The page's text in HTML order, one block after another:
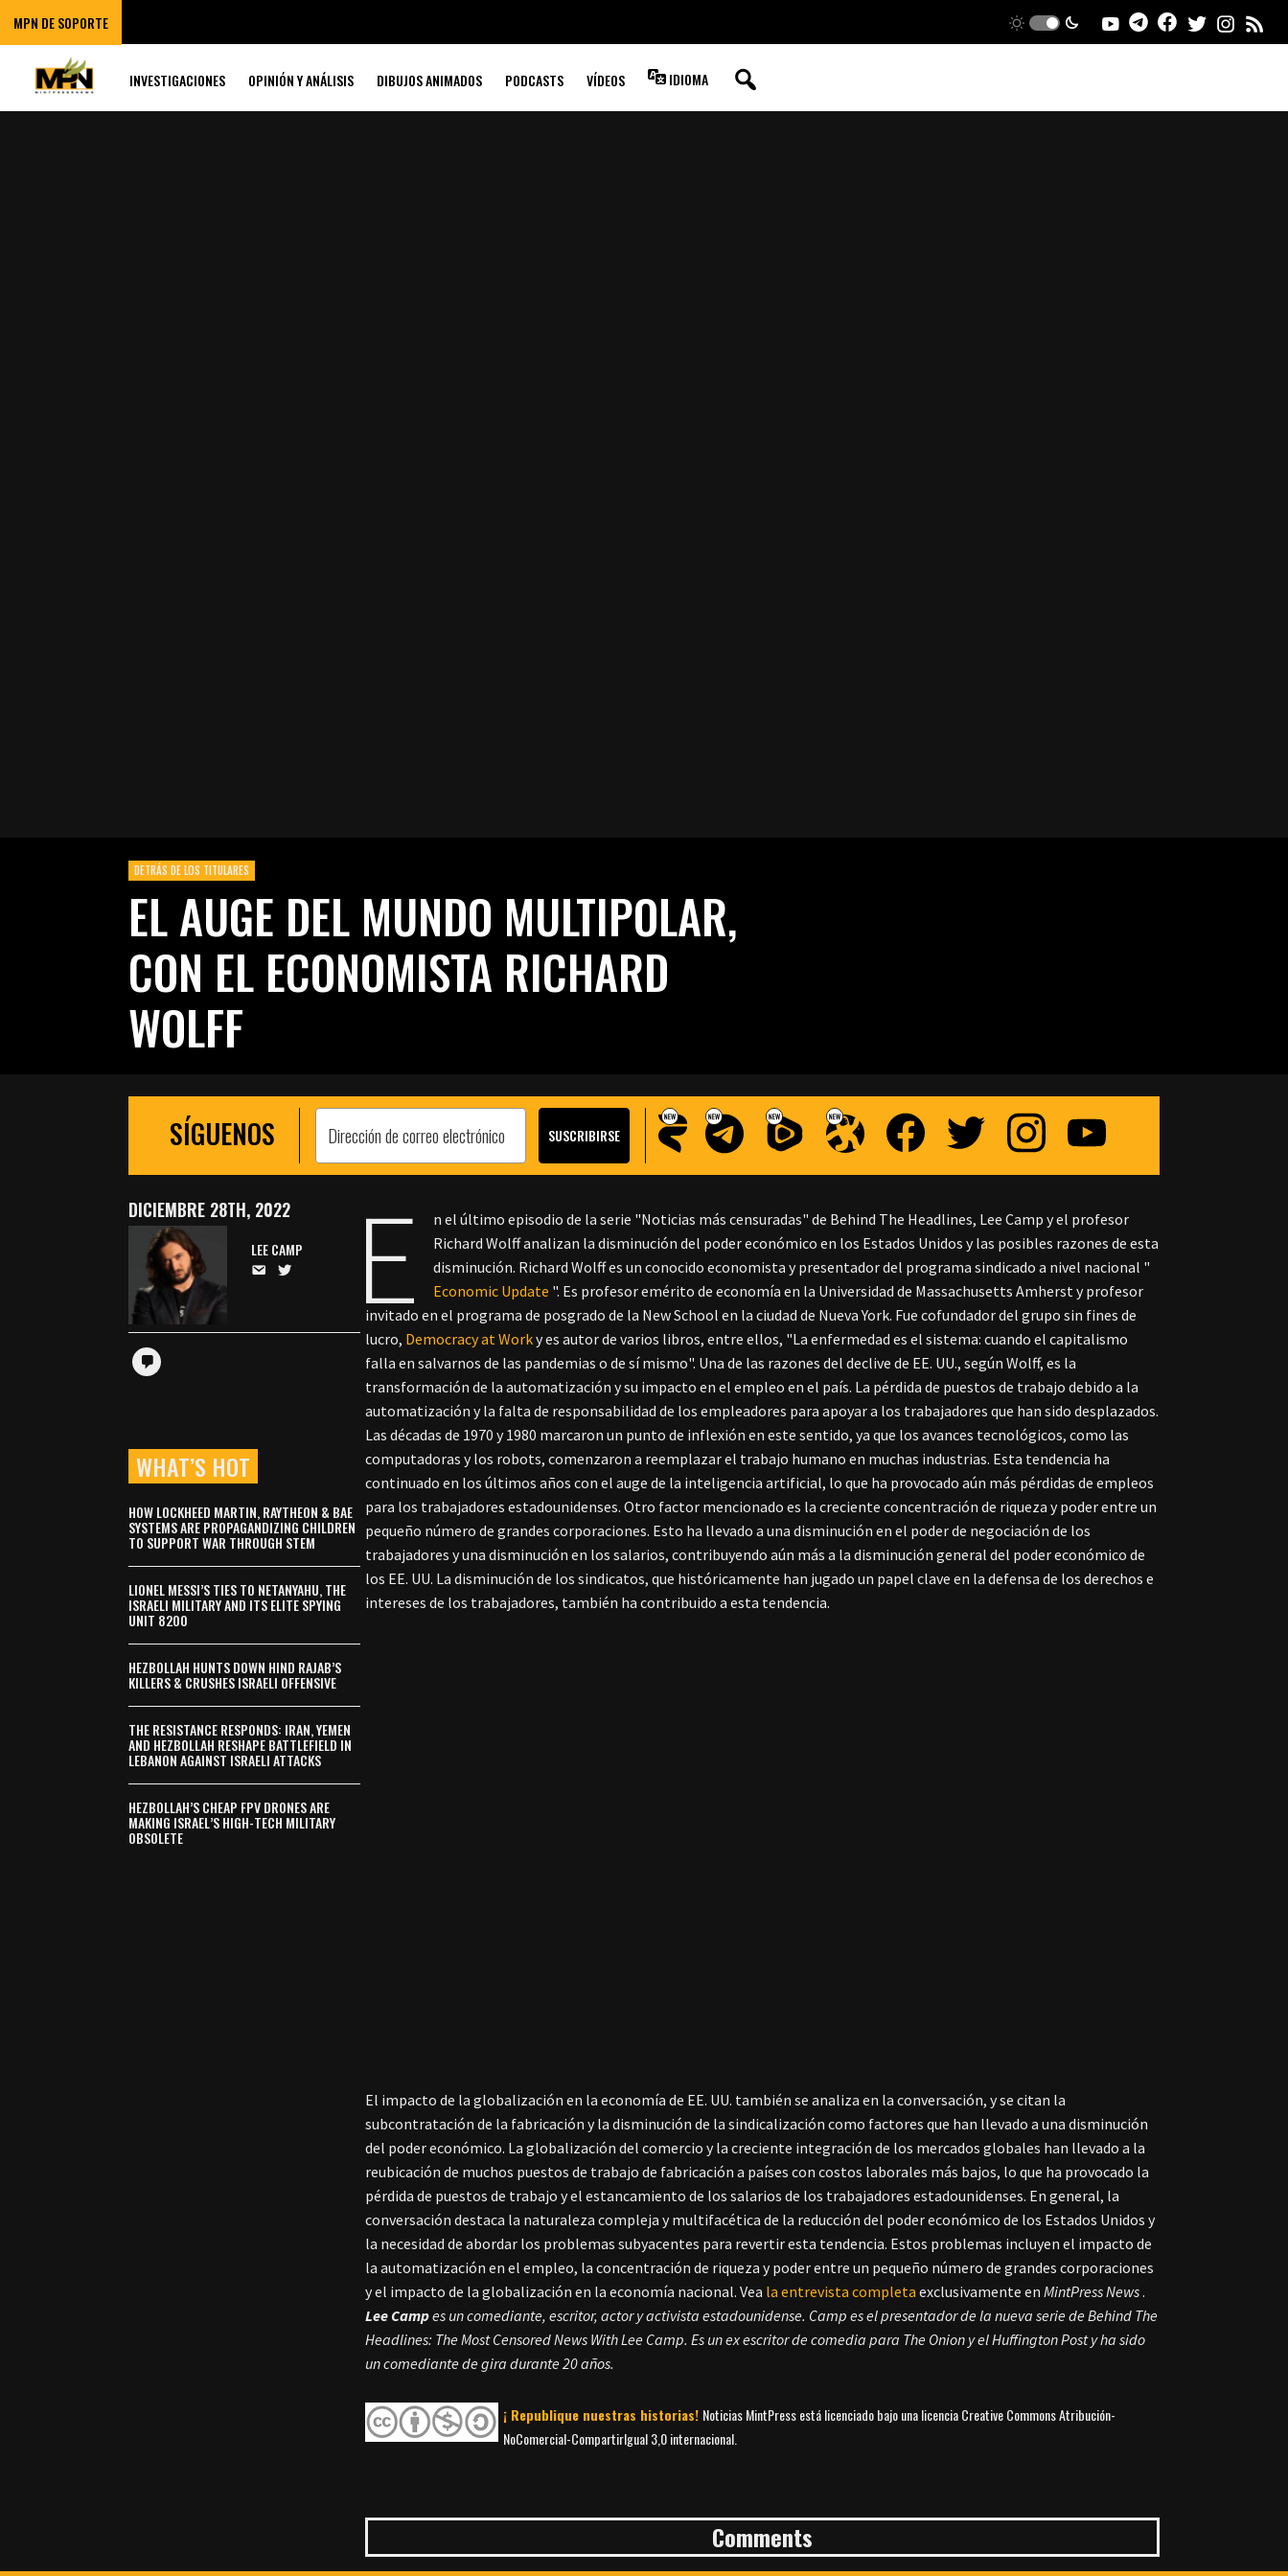
MPN DE SOPORTE
INVESTIGACIONES OPINIÓN Y ANÁLISIS DIBUJOS ANIMADOS PODCASTS VÍDEOS IDIOMA
DETRÁS DE LOS TITULARES
EL AUGE DEL MUNDO MULTIPOLAR,
CON EL ECONOMISTA RICHARD
WOLFF
SÍGUENOS
E
n el último episodio de la serie "Noticias más censuradas" de Behind The Headlines, Lee Camp y el profesor
Richard Wolff analizan la disminución del poder económico en los Estados Unidos y las posibles razones de esta
disminución. Richard Wolff es un conocido economista y presentador del programa sindicado a nivel nacional "
Economic Update ". Es profesor emérito de economía en la Universidad de Massachusetts Amherst y profesor
invitado en el programa de posgrado de la New School en la ciudad de Nueva York. Fue cofundador del grupo sin fines de
lucro, Democracy at Worky es autor de varios libros, entre ellos, "La enfermedad es el sistema: cuando el capitalismo
falla en salvarnos de las pandemias o de sí mismo". Una de las razones del declive de EE. UU., según Wolff, es la
transformación de la automatización y su impacto en el empleo en el país. La pérdida de puestos de trabajo debido a la
automatización y la falta de responsabilidad de los empleadores para apoyar a los trabajadores que han sido desplazados.
Las décadas de 1970 y 1980 marcaron un punto de inflexión en este sentido, ya que los avances tecnológicos, como las
computadoras y los robots, comenzaron a reemplazar el trabajo humano en muchas industrias. Esta tendencia ha
continuado en los últimos años con el auge de la inteligencia artificial, lo que ha provocado aún más pérdidas de empleos
para los trabajadores estadounidenses. Otro factor mencionado es la creciente concentración de riqueza y poder entre un
pequeño número de grandes corporaciones. Esto ha llevado a una disminución en el poder de negociación de los
trabajadores y una disminución en los salarios, contribuyendo aún más a la disminución general del poder económico de
los EE. UU. La disminución de los sindicatos, que históricamente han jugado un papel clave en la defensa de los derechos e
intereses de los trabajadores, también ha contribuido a esta tendencia.
El impacto de la globalización en la economía de EE. UU. también se analiza en la conversación, y se citan la
subcontratación de la fabricación y la disminución de la sindicalización como factores que han llevado a una disminución
del poder económico. La globalización del comercio y la creciente integración de los mercados globales han llevado a la
reubicación de muchos puestos de trabajo de fabricación a países con costos laborales más bajos, lo que ha provocado la
pérdida de puestos de trabajo y el estancamiento de los salarios de los trabajadores estadounidenses. En general, la
conversación destaca la naturaleza compleja y multifacética de la reducción del poder económico de los Estados Unidos y
la necesidad de abordar los problemas subyacentes para revertir esta tendencia. Estos problemas incluyen el impacto de
la automatización en el empleo, la concentración de riqueza y poder entre un pequeño número de grandes corporaciones
y el impacto de la globalización en la economía nacional. Vea la entrevista completa exclusivamente enMintPress News.
Lee Campes un comediante, escritor, actor y activista estadounidense. Camp es el presentador de la nueva serie de Behind The
Headlines: The Most Censored News With Lee Camp. Es un ex escritor de comedia para The Onion y el Huffington Post y ha sido
un comediante de gira durante 20 años.
¡ Republique nuestras historias! Noticias MintPress está licenciado bajo una licencia Creative Commons Atribución-
NoComercial-CompartirIgual 3,0 internacional.
Comments
DICIEMBRE 28TH, 2022
LEE CAMP
WHAT’S HOT
HOW LOCKHEED MARTIN, RAYTHEON & BAE
SYSTEMS ARE PROPAGANDIZING CHILDREN
TO SUPPORT WAR THROUGH STEM
LIONEL MESSI’S TIES TO NETANYAHU, THE
ISRAELI MILITARY AND ITS ELITE SPYING
UNIT 8200
HEZBOLLAH HUNTS DOWN HIND RAJAB’S
KILLERS & CRUSHES ISRAELI OFFENSIVE
THE RESISTANCE RESPONDS: IRAN, YEMEN
AND HEZBOLLAH RESHAPE BATTLEFIELD IN
LEBANON AGAINST ISRAELI ATTACKS
HEZBOLLAH’S CHEAP FPV DRONES ARE
MAKING ISRAEL’S HIGH-TECH MILITARY
OBSOLETE